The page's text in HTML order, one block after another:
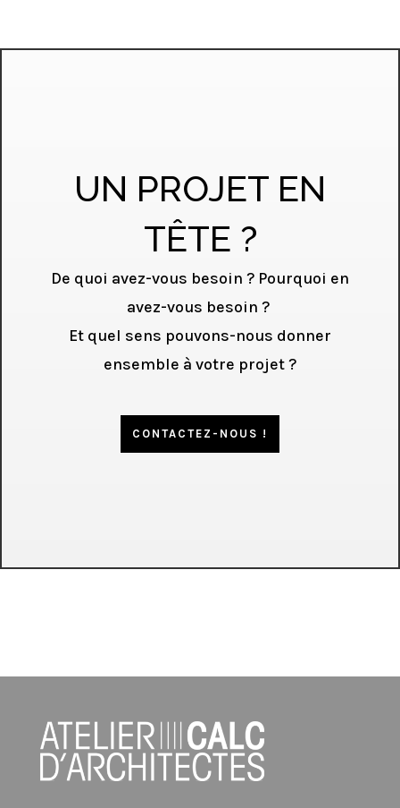
UN PROJET EN
TÊTE ?
De quoi avez-vous besoin ? Pourquoi en
avez-vous besoin ?
Et quel sens pouvons-nous donner
ensemble à votre projet ?
CONTACTEZ-NOUS !